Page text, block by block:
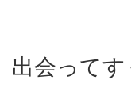
出会って